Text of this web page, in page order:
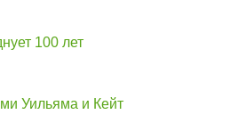
100 лет
Уильяма и Кейт